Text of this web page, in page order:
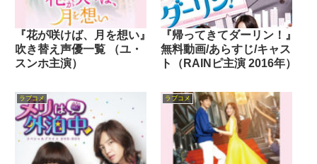
『花が咲けば、月を想い』
吹き替え声優一覧 （ユ・
スンホ主演）
『帰ってきてダーリン！』
無料動画/あらすじ/キャス
ト（RAINピ主演 2016年）
ラブコメ ラブコメ